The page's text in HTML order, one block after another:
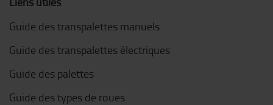
Guide des transpalettes manuels
Guide des transpalettes électriques
Guide des palettes
Guide des types de roues